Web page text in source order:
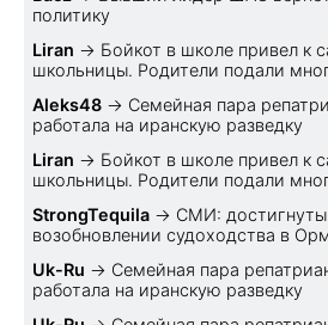
политику
Liran → Бойкот в школе привел к
школьницы. Родители подали
Aleks48 → Семейная пара
работала на иранскую разведку
Liran → Бойкот в школе привел к
школьницы. Родители подали
StrongTequila → СМИ:
возобновлении судоходства в
Uk-Ru → Семейная пара
работала на иранскую разведку